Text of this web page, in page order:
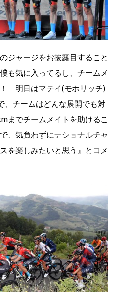
ジャージをお披露目すること
も気に入ってるし、チームメ
明日はマテイ(モホリッチ)
、チームはどんな展開でも対
までチームメイトを助けるこ
、気負わずにナショナルチャ
を楽しみたいと思う』とコメ